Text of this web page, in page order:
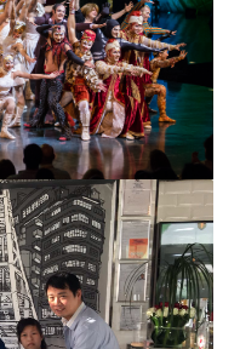
戲 17社福機構支持 共